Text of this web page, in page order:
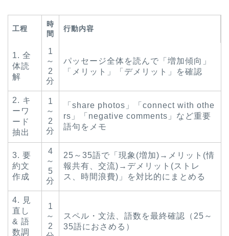
工程
時
間
行動内容
1. 全
体読
解
1
～
2
分
パッセージ全体を読んで「増加傾向」
「メリット」「デメリット」を確認
2. キ
ーワ
ード
抽出
1
～
2
分
「share photos」「connect with othe
rs」「negative comments」など重要
語句をメモ
3. 要
約文
作成
4
～
5
分
25～35語で「現象(増加)→メリット(情
報共有、交流)→デメリット(ストレ
ス、時間浪費)」を対比的にまとめる
4. 見
直し
& 語
数調
1
～
2
スペル・文法、語数を最終確認（25～
35語におさめる）